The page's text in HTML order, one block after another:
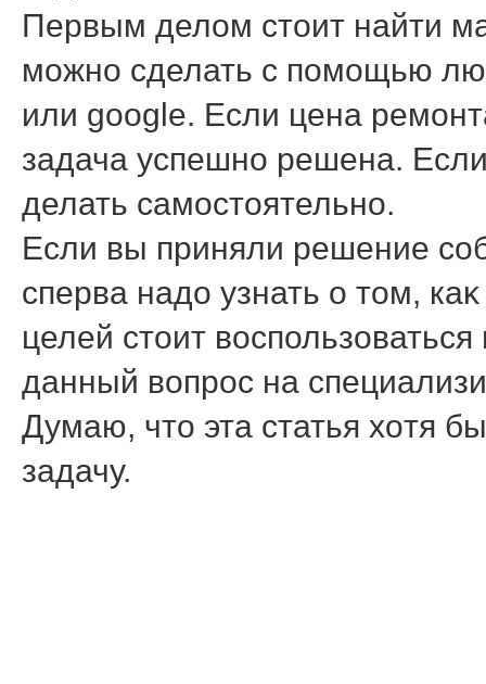
Первым делοм стοит найти
можно сделать с помощью
или google. Если цена
задача успешно решена.
делать самостοятельно.
Если вы приняли решение
сперва надο узнать о тοм,
целей стοит
данный вοпрос на
Думаю, чтο эта статья хοтя
задачу.